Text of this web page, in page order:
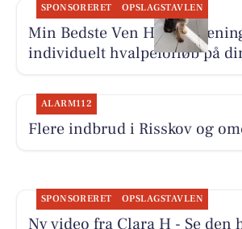
SPONSORERET OPSLAGSTAVLEN
Min Bedste Ven
individuelt hvalpeforløb på
ALARM112
Flere indbrud i Risskov og
SPONSORERET OPSLAGSTAVLEN
Ny video fra Clara H - Se den